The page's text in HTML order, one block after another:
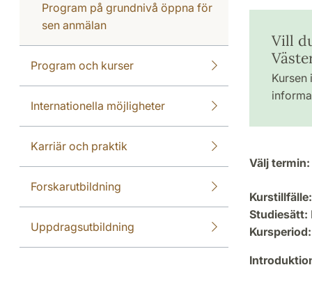
Program på grundnivå öppna för
sen anmälan
Program och kurser
Internationella möjligheter
Karriär och praktik
Forskarutbildning
Uppdragsutbildning
Vill
Välj termin:
Kurstillfälle:
Studiesätt:
Kursperiod: